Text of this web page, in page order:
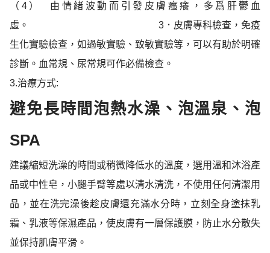
（4）
由情緒波動而引發皮膚瘙癢，多爲肝鬱血
虛。
3． 皮膚專科檢查，免疫
生化實驗檢查，如過敏實驗、致敏實驗等，可以有助於明確
診斷。血常規、尿常規可作必備檢查。
3.治療方式:
避免長時間泡熱水澡、泡溫泉、泡
SPA
建議縮短洗澡的時間或稍微降低水的溫度，選用溫和沐浴產
品或中性皂，小腿手臂等處以清水清洗，不使用任何清潔用
品，並在洗完澡後趁皮膚還充滿水分時，立刻全身塗抹乳
霜、乳液等保濕產品，使皮膚有一層保護膜，防止水分散失
並保持肌膚平滑。